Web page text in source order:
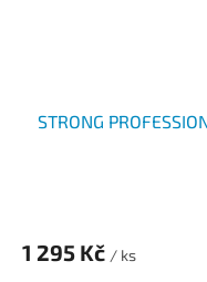
STRONG
1 295 Kč / ks